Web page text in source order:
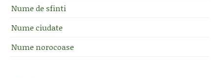
Nume de sfinti
Nume ciudate
Nume norocoase